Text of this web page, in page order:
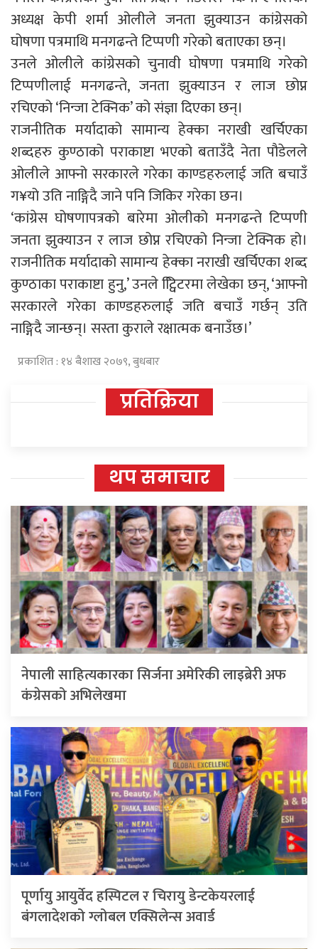
अध्यक्ष केपी शर्मा ओलीले जनता झुक्याउन कांग्रेसको
घोषणा पत्रमाथि मनगढन्ते टिप्पणी गरेको बताएका छन्।
उनले ओलीले कांग्रेसको चुनावी घोषणा पत्रमाथि गरेको
टिप्पणीलाई मनगढन्ते, जनता झुक्याउन र लाज छोप्न
रचिएको ‘निन्जा टेक्निक’ को संज्ञा दिएका छन्।
राजनीतिक मर्यादाको सामान्य हेक्का नराखी खर्चिएका
शब्दहरु कुण्ठाको पराकाष्टा भएको बताउँदै नेता पौडेलले
ओलीले आफ्नो सरकारले गरेका काण्डहरुलाई जति बचाउँ
ग¥यो उति नाङ्गिदै जाने पनि जिकिर गरेका छन।
‘कांग्रेस घोषणापत्रको बारेमा ओलीको मनगढन्ते टिप्पणी
जनता झुक्याउन र लाज छोप्न रचिएको निन्जा टेक्निक हो।
राजनीतिक मर्यादाको सामान्य हेक्का नराखी खर्चिएका शब्द
कुण्ठाका पराकाष्टा हुनु,’ उनले ट्वििटरमा लेखेका छन्, ‘आफ्नो
सरकारले गरेका काण्डहरुलाई जति बचाउँ गर्छन् उति
नाङ्गिदै जान्छन्। सस्ता कुराले रक्षात्मक बनाउँछ।’
प्रकाशित : १४ बैशाख २०७९, बुधबार
प्रतिक्रिया
थप समाचार
नेपाली साहित्यकारका सिर्जना अमेरिकी लाइब्रेरी अफ
कंग्रेसको अभिलेखमा
पूर्णायु आयुर्वेद हस्पिटल र चिरायु डेन्टकेयरलाई
बंगलादेशको ग्लोबल एक्सिलेन्स अवार्ड